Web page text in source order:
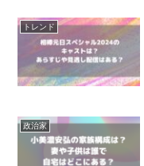
トレンド
政治家